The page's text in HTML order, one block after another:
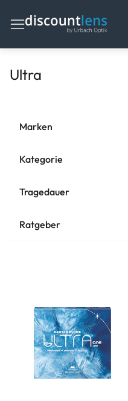
Ultra
Marken
Kategorie
Tragedauer
Ratgeber